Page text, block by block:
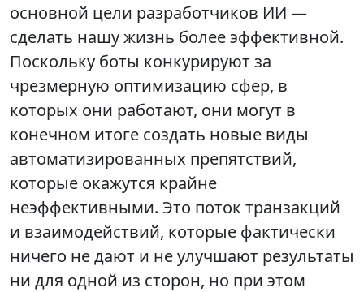
основной цели разработчиков ИИ —
сделать нашу жизнь более эффективной.
Поскольку боты конкурируют за
чрезмерную оптимизацию сфер, в
которых они работают, они могут в
конечном итоге создать новые виды
автоматизированных препятствий,
которые окажутся крайне
неэффективными. Это поток транзакций
и взаимодействий, которые фактически
ничего не дают и не улучшают результаты
ни для одной из сторон, но при этом